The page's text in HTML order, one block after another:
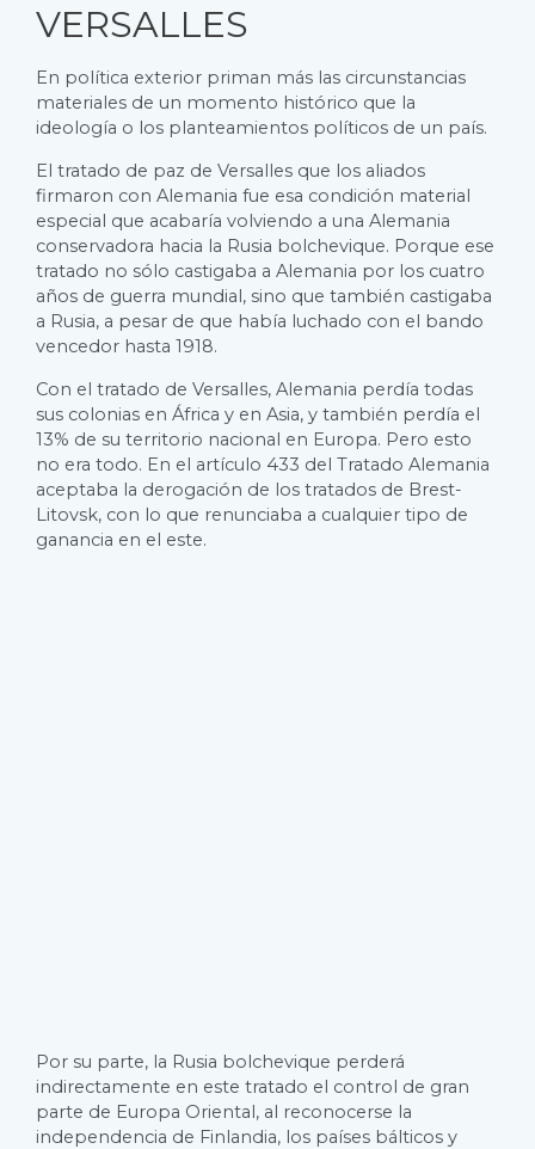
VERSALLES
En política exterior priman más las circunstancias
materiales de un momento histórico que la
ideología o los planteamientos políticos de un país.
El tratado de paz de Versalles que los aliados
firmaron con Alemania fue esa condición material
especial que acabaría volviendo a una Alemania
conservadora hacia la Rusia bolchevique. Porque ese
tratado no sólo castigaba a Alemania por los cuatro
años de guerra mundial, sino que también castigaba
a Rusia, a pesar de que había luchado con el bando
vencedor hasta 1918.
Con el tratado de Versalles, Alemania perdía todas
sus colonias en África y en Asia, y también perdía el
13% de su territorio nacional en Europa. Pero esto
no era todo. En el artículo 433 del Tratado Alemania
aceptaba la derogación de los tratados de Brest-
Litovsk, con lo que renunciaba a cualquier tipo de
ganancia en el este.
Por su parte, la Rusia bolchevique perderá
indirectamente en este tratado el control de gran
parte de Europa Oriental, al reconocerse la
independencia de Finlandia, los países bálticos y